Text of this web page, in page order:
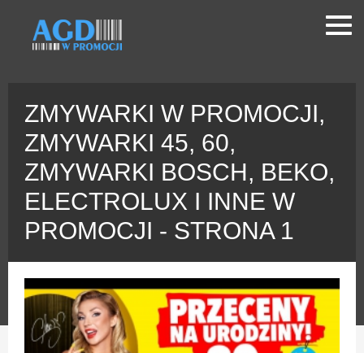
ZMYWARKI W PROMOCJI,
ZMYWARKI 45, 60,
ZMYWARKI BOSCH, BEKO,
ELECTROLUX I INNE W
PROMOCJI - STRONA 1